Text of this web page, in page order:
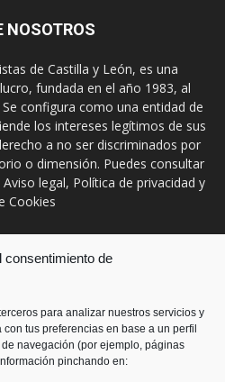
consentimiento de
para analizar nuestros servicios y
tus preferencias en base a un perfil
navegación (por ejemplo, páginas
pinchando en:
NOSOTROS
de Castilla y León, es una
fundada en el año 1983, al
configura como una entidad de
los intereses legítimos de sus
a no ser discriminados por
o dimensión. Puedes consultar
legal, Política de privacidad y
Cookies